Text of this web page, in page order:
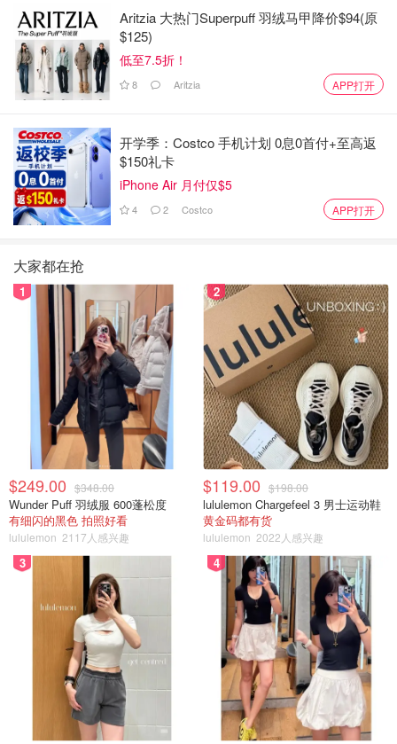
Aritzia 大热门Superpuff 羽绒马甲降价$94(原
$125)
低至7.5折！
8 Aritzia APP打开
开学季：Costco 手机计划 0息0首付+至高返
$150礼卡
iPhone Air 月付仅$5
4 2 Costco APP打开
大家都在抢
1
$249.00 $348.00
Wunder Puff 羽绒服 600蓬松度
有细闪的黑色 拍照好看
lululemon 2117人感兴趣
2
$119.00 $198.00
lululemon Chargefeel 3 男士运动鞋
黄金码都有货
lululemon 2022人感兴趣
3 4